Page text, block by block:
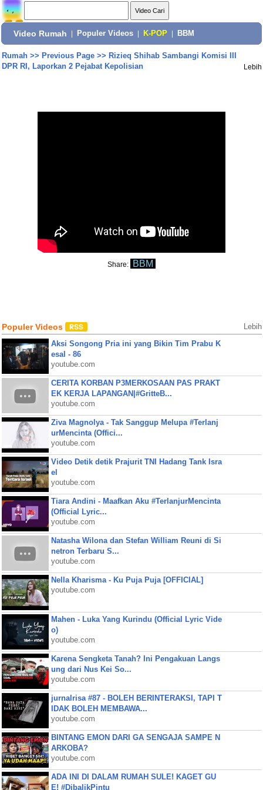
Video Rumah Populer Videos K-POP BBM
Rumah>> Previous Page>> Rizieq Shihab Sambangi Komisi III
DPR RI, Laporkan 2 Pejabat Kepolisian
Lebih
Share: BBM
Populer Videos Lebih
Aksi Songong Pria ini yang Bikin Tim Prabu K
esal - 86
youtube.com
CERITA KORBAN P3MERKOSAAN PAS PRAKT
EK KERJA LAPANGAN|#GritteB...
youtube.com
Ziva Magnolya - Tak Sanggup Melupa #Terlanj
urMencinta (Offici...
youtube.com
Video Detik detik Prajurit TNI Hadang Tank Isra
el
youtube.com
Tiara Andini - Maafkan Aku #TerlanjurMencinta
(Official Lyric...
youtube.com
Natasha Wilona dan Stefan William Reuni di Si
netron Terbaru S...
youtube.com
Nella Kharisma - Ku Puja Puja [OFFICIAL]
youtube.com
Mahen - Luka Yang Kurindu (Official Lyric Vide
o)
youtube.com
Karena Sengketa Tanah? Ini Pengakuan Langs
ung dari Nus Kei So...
youtube.com
jurnalrisa #87 - BOLEH BERINTERAKSI, TAPI T
IDAK BOLEH MEMBAWA...
youtube.com
BINTANG EMON DARI GA SENGAJA SAMPE N
ARKOBA?
youtube.com
ADA INI DI DALAM RUMAH SULE! KAGET GU
E! #DibalikPintu